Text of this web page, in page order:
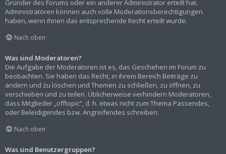
Gründer des Forums oder ein anderer Administrator erteilt hat.
Administratoren können auch volle Moderationsberechtigungen
haben, wenn ihnen das entsprechende Recht erteilt wurde.
Nach oben
Was sind Moderatoren?
Die Aufgabe der Moderatoren ist es, das Geschehen im Forum zu
beobachten. Sie haben das Recht, in ihrem Bereich Beiträge zu
ändern und zu löschen und Themen zu schließen, zu öffnen, zu
verschieben und zu teilen. Üblicherweise verhindern Moderatoren,
dass Mitglieder „offtopic“, d. h. etwas nicht zum Thema Passendes,
oder Beleidigendes bzw. Angreifendes schreiben.
Nach oben
Was sind Benutzergruppen?